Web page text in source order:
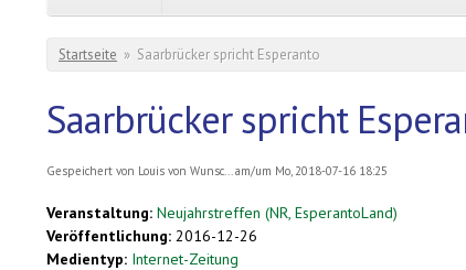
Sie sind hier
Startseite » Saarbrücker spricht Esperanto
Saarbrücker spricht
Gespeichert von Louis von Wunsc...am/um Mo, 2018-07-16 18:25
Veranstaltung: Neujahrstreffen (NR, EsperantoLand)
Veröffentlichung: 2016-12-26
Medientyp: Internet-Zeitung